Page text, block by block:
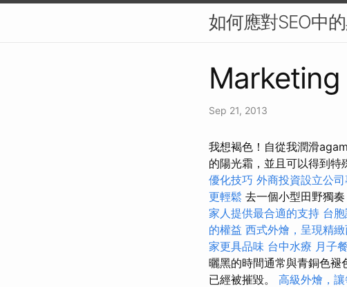
如何應對SEO中
Marketing
Sep 21, 2013
我想褐色！自從我潤滑
的陽光霜，並且可以得到特
優化技巧 外商投資設立公
更輕鬆 去一個小型田野獨
家人提供最合適的支持 台
的權益 西式外燴，呈現精
家更具品味 台中水療 月子
曬黑的時間通常與青銅色褪
已經被摧毀。 高級外燴，